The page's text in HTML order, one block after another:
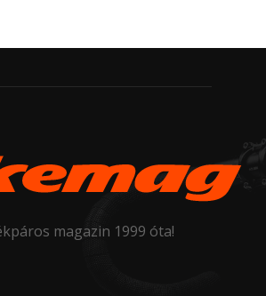
magazin 1999 óta!